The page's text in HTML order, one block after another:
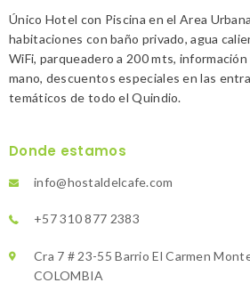
Único Hotel con Piscina en el Area
habitaciones con baño privado, agua
WiFi, parqueadero a 200 mts,
mano, descuentos especiales en las
temáticos de todo el Quindio.
Donde estamos
info@hostaldelcafe.com
+57 310 877 2383
Cra 7 # 23-55 Barrio El Carmen
COLOMBIA